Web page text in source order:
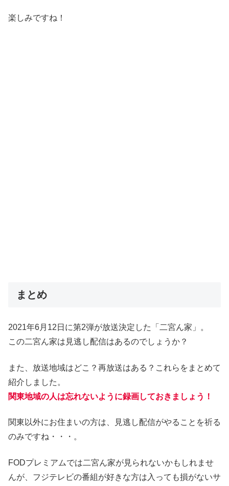
楽しみですね！
まとめ
2021年6月12日に第2弾が放送決定した「二宮ん家」。
この二宮ん家は見逃し配信はあるのでしょうか？
また、放送地域はどこ？再放送はある？これらをまとめて
紹介しました。
関東地域の人は忘れないように録画しておきましょう！
関東以外にお住まいの方は、見逃し配信がやることを祈る
のみですね・・・。
FODプレミアムでは二宮ん家が見られないかもしれませ
んが、フジテレビの番組が好きな方は入っても損がないサ